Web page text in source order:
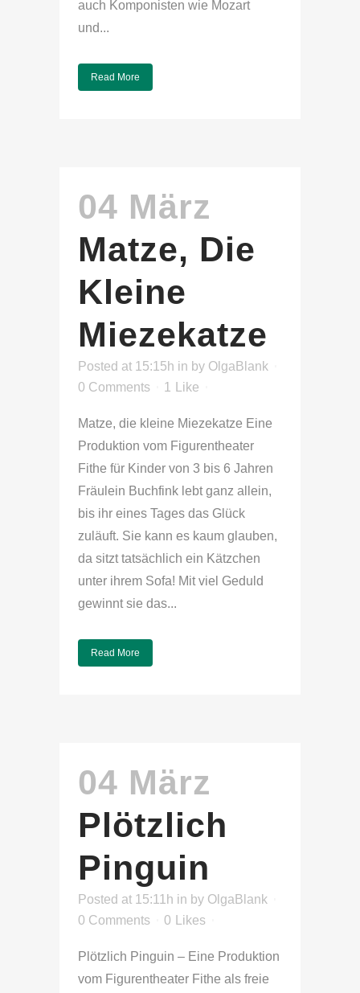
auch Komponisten wie Mozart
und...
Read More
04 März
Matze, Die
Kleine
Miezekatze
Posted at 15:15h in by OlgaBlank
0 Comments
1 Like
Matze, die kleine Miezekatze Eine
Produktion vom Figurentheater
Fithe für Kinder von 3 bis 6 Jahren
Fräulein Buchfink lebt ganz allein,
bis ihr eines Tages das Glück
zuläuft. Sie kann es kaum glauben,
da sitzt tatsächlich ein Kätzchen
unter ihrem Sofa! Mit viel Geduld
gewinnt sie das...
Read More
04 März
Plötzlich
Pinguin
Posted at 15:11h in by OlgaBlank
0 Comments
0 Likes
Plötzlich Pinguin – Eine Produktion
vom Figurentheater Fithe als freie